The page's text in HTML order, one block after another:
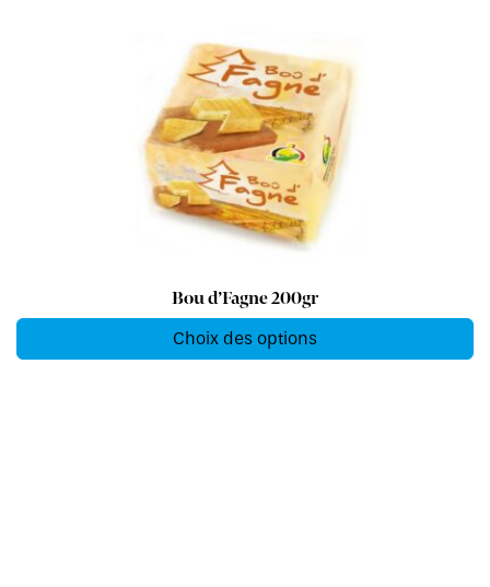
Bou d’Fagne 200gr
Choix des options